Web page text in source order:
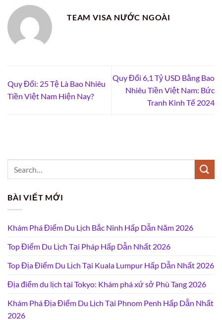
TEAM VISA NƯỚC NGOÀI
Quy Đổi: 25 Tệ Là Bao Nhiêu
Tiền Việt Nam Hiện Nay?
Quy Đổi 6,1 Tỷ USD Bằng Bao
Nhiêu Tiền Việt Nam: Bức
Tranh Kinh Tế 2024
BÀI VIẾT MỚI
Khám Phá Điểm Du Lịch Bắc Ninh Hấp Dẫn Năm 2026
Top Điểm Du Lịch Tại Pháp Hấp Dẫn Nhất 2026
Top Địa Điểm Du Lịch Tại Kuala Lumpur Hấp Dẫn Nhất 2026
Địa điểm du lịch tại Tokyo: Khám phá xứ sở Phù Tang 2026
Khám Phá Địa Điểm Du Lịch Tại Phnom Penh Hấp Dẫn Nhất
2026